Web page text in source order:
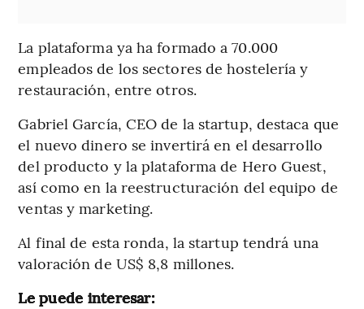
La plataforma ya ha formado a 70.000
empleados de los sectores de hostelería y
restauración, entre otros.
Gabriel García, CEO de la startup, destaca que
el nuevo dinero se invertirá en el desarrollo
del producto y la plataforma de Hero Guest,
así como en la reestructuración del equipo de
ventas y marketing.
Al final de esta ronda, la startup tendrá una
valoración de US$ 8,8 millones.
Le puede interesar: